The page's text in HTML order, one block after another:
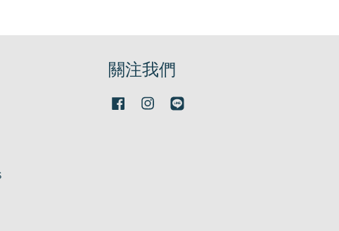
關注我們
FacebookInstagram